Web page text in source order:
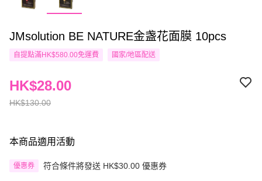
JMsolution BE NATURE金盏花面膜 10pcs
自提點滿HK$580.00免運費 國家/地區配送
HK$130.00
HK$28.00
本商品適用活動
優惠券 符合條件將發送 HK$30.00 優惠券